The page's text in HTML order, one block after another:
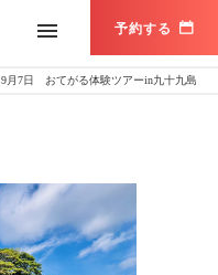
9月7日 おてがる体験ツアーin九十九島